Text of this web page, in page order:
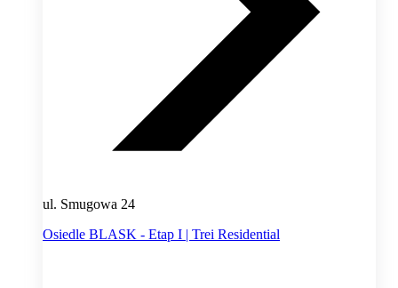
ul. Smugowa 24
Osiedle BLASK - Etap I | Trei Residential